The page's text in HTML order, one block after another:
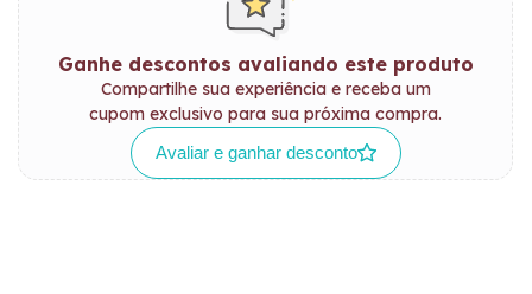
Ganhe descontos avaliando este produto
Compartilhe sua experiência e receba um
cupom exclusivo para sua próxima compra.
Avaliar e ganhar desconto